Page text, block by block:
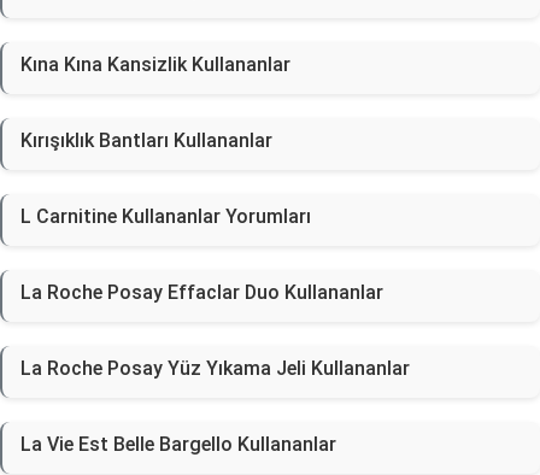
Kına Kına Kansizlik Kullananlar
Kırışıklık Bantları Kullananlar
L Carnitine Kullananlar Yorumları
La Roche Posay Effaclar Duo Kullananlar
La Roche Posay Yüz Yıkama Jeli Kullananlar
La Vie Est Belle Bargello Kullananlar